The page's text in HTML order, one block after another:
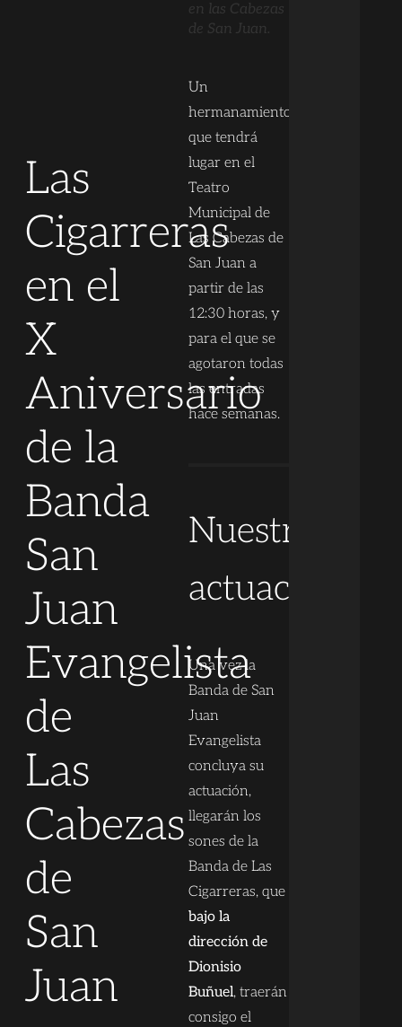
Las
Cigarreras
en el
X
Aniversario
de la
Banda
San
Juan
Evangelista
de
Las
Cabezas
de
San
Juan
en las Cabezas
de San Juan.
Un
hermanamiento
que tendrá
lugar en el
Teatro
Municipal de
Las Cabezas de
San Juan a
partir de las
12:30 horas, y
para el que se
agotaron todas
las entradas
hace semanas.
Nuestra
actuación
Una vez la
Banda de San
Juan
Evangelista
concluya su
actuación,
llegarán los
sones de la
Banda de Las
Cigarreras, que
bajo la
dirección de
Dionisio
Buñuel, traerán
consigo el